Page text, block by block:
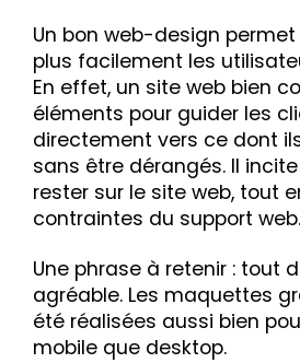
Un bon web-design
plus facilement les
En effet, un site web bien
éléments pour guider les
directement vers ce dont
sans être dérangés. Il
rester sur le site web, tout
contraintes du support web.
Une phrase à retenir : tout
agréable. Les maquettes
été réalisées aussi bien
mobile que desktop.